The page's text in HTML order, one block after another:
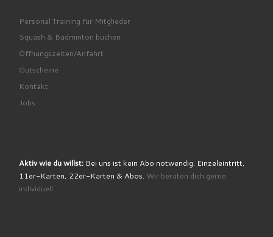
Personal Training für Mitglieder
Squash & Badminton buchen
Öffnungszeiten/Anfahrt
Gutscheine
Kontakt
Jobs
Aktiv wie du willst: Bei uns ist kein Abo notwendig. Einzeleintritt,
11er-Karten, 22er-Karten & Abos. Wir beraten dich gerne
individuell